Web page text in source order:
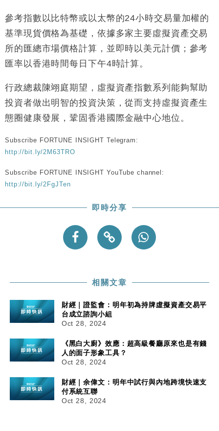
13:44
財經｜內地7月美元計價出口增近24%勝預期 貿易順
差達1125億美元
12:44
財經｜日本春季三度入市撐日圓 4月單日斥6.28萬億
日圓干預創新高
張
15:59
財經｜SA售股自救後再出手 斥4億美元押注未上市公
司
參考指數以比特幣或以太幣的24小時交易量加權的
基準現貨價格為基礎，依據多家主要虛擬資產交易
所的匯總市場價格計算，並即時以美元計價；參考
匯率以香港時間每日下午4時計算。
行政總裁陳翊庭期望，虛擬資產指數系列能夠幫助
投資者做出明智的投資決策，從而支持虛擬資產生
態圈健康發展，鞏固香港國際金融中心地位。
Subscribe FORTUNE INSIGHT Telegram:
http://bit.ly/2M63TRO
Subscribe FORTUNE INSIGHT YouTube channel:
http://bit.ly/2FgJTen
即時分享
相關文章
財經｜證監會：明年初為持牌虛擬資產交易平
台成立諮詢小組
Oct 28, 2024
《黑白大廚》效應：超高級餐廳原來也是有錢
人的面子形象工具？
Oct 28, 2024
財經｜余偉文：明年中試行與內地跨境快速支
付系統互聯
Oct 28, 2024